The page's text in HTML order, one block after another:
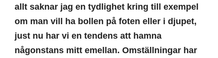
allt saknar jag en tydlighet kring till exempel
om man vill ha bollen på foten eller i djupet,
just nu har vi en tendens att hamna
någonstans mitt emellan. Omställningar har